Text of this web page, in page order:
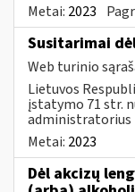
Metai: 2023
Susitarimai
Web turinio
Lietuvos
įstatymo 71 str.
administratorius
Metai: 2023
Dėl akcizų